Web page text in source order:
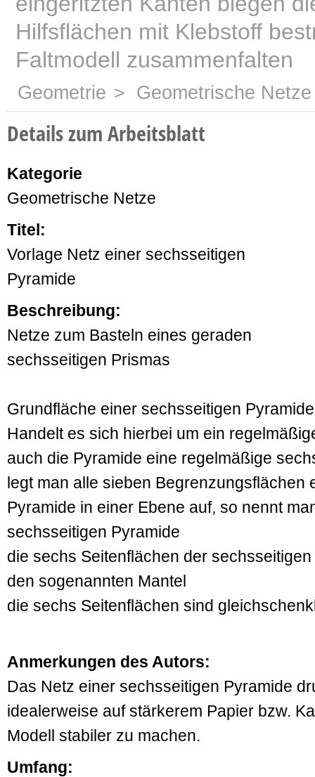
Hilfsflächen mit Klebstoff
Faltmodell zusammenfalten
Geometrie > Geometrische Netze
Details zum Arbeitsblatt
Kategorie
Geometrische Netze
Titel:
Vorlage Netz einer sechsseitigen
Pyramide
Beschreibung:
Netze zum Basteln eines geraden
sechsseitigen Prismas
Grundfläche einer sechsseitigen
Handelt es sich hierbei um ein
auch die Pyramide eine regelmäßige
legt man alle sieben Begrenzungsflächen
Pyramide in einer Ebene auf, so nennt
sechsseitigen Pyramide
die sechs Seitenflächen der
den sogenannten Mantel
die sechs Seitenflächen sind
Anmerkungen des Autors:
Das Netz einer sechsseitigen Pyramide
idealerweise auf stärkerem Papier bzw.
Modell stabiler zu machen.
Umfang: